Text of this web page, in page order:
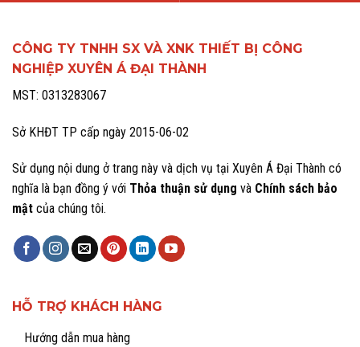
CÔNG TY TNHH SX VÀ XNK THIẾT BỊ CÔNG
NGHIỆP XUYÊN Á ĐẠI THÀNH
MST: 0313283067
Sở KHĐT TP cấp ngày 2015-06-02
Sử dụng nội dung ở trang này và dịch vụ tại Xuyên Á Đại Thành có
nghĩa là bạn đồng ý với Thỏa thuận sử dụng và Chính sách bảo
mật của chúng tôi.
HỖ TRỢ KHÁCH HÀNG
Hướng dẫn mua hàng